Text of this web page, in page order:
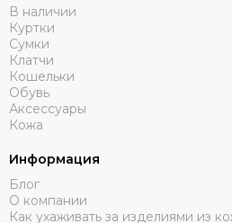
В наличии
Куртки
Сумки
Клатчи
Кошельки
Обувь
Аксессуары
Кожа
Информация
Блог
О компании
Как ухаживать за изделиями из